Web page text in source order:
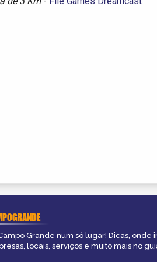
Grande num só lugar! Dicas, onde
locais, serviços e muito mais no